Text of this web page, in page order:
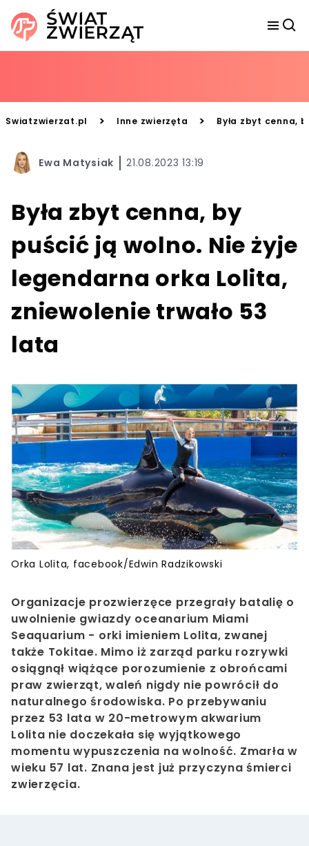
Swiatzwierzat.pl > Inne zwierzęta > Była zbyt cenna,
Ewa Matysiak 21.08.2023 13:19
Była zbyt cenna, by
puścić ją wolno. Nie żyje
legendarna orka Lolita,
zniewolenie trwało 53
lata
Orka Lolita, facebook/Edwin Radzikowski
Organizacje prozwierzęce przegrały batalię o
uwolnienie gwiazdy oceanarium Miami
Seaquarium - orki imieniem Lolita, zwanej
także Tokitae. Mimo iż zarząd parku rozrywki
osiągnął wiążące porozumienie z obrońcami
praw zwierząt, waleń nigdy nie powrócił do
naturalnego środowiska. Po przebywaniu
przez 53 lata w 20-metrowym akwarium
Lolita nie doczekała się wyjątkowego
momentu wypuszczenia na wolność. Zmarła w
wieku 57 lat. Znana jest już przyczyna śmierci
zwierzęcia.